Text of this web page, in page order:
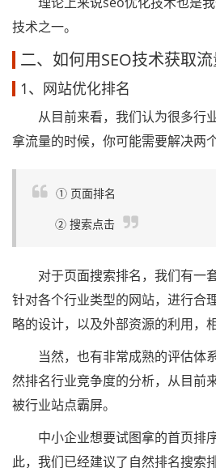
技术之一。
二、如何用SEO技术获取流
1、网站优化排名
从目前来看，我们认为很多行
拿流量的时候，你可能需要解决两个
① 页面排名
② 搜索点击
对于页面搜索排名，我们有一套
针对各个行业类型的网站，进行合
略的设计，以及外部资源的利用，
当然，也有非常成熟的评估体
然排名行业竞争度的分析，从目前
被行业站点霸屏。
中小企业想要试图拿的首页排
此，我们已经建议了自然排名搜索